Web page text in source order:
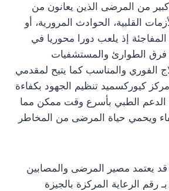
من المرضى الذين يعانون من
القلبية، الحوادث المرورية، أو
إذ يلعب دورا محوريا في
فرق الطوارئ والمستشفيات
الفوري والمناسب كما يتيح لمقدمي
كيوركسميد تنظيم الجهود بكفاءة
الطبي بأسرع وقت ممكن مما
ويحمي حياة المرضى من المخاطر
قد يعتمد مصير المرضى والمصابين
رقم الرعاية المركزة بالجيزة